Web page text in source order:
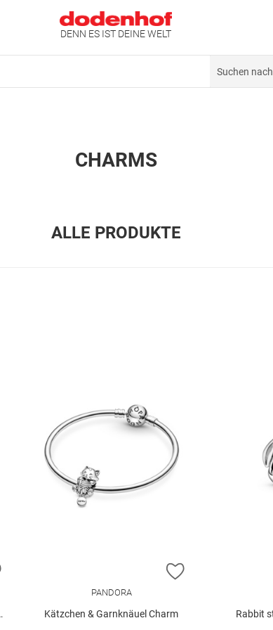
DENN ES IST DEINE WELT
CHARMS
ALLE PRODUKTE
ZUR WUNSCHLISTE HINZUFÜGEN ZUR
PANDORA
Kätzchen & Garnknäuel Charm Rabbit